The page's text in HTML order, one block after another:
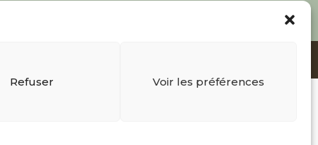
Refuser Voir les préférences